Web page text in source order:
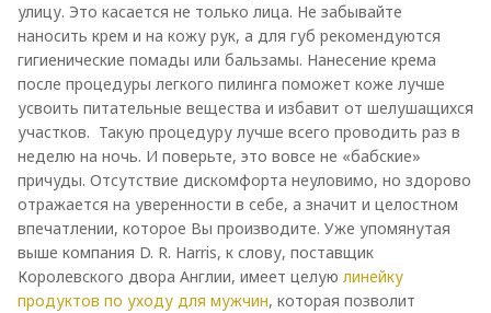
улицу. Это касается не только лица. Не забывайте
наносить крем и на кожу рук, а для губ рекомендуются
гигиенические помады или бальзамы. Нанесение крема
после процедуры легкого пилинга поможет коже лучше
усвоить питательные вещества и избавит от шелушащихся
участков. Такую процедуру лучше всего проводить раз в
неделю на ночь. И поверьте, это вовсе не «бабские»
причуды. Отсутствие дискомфорта неуловимо, но здорово
отражается на уверенности в себе, а значит и целостном
впечатлении, которое Вы производите. Уже упомянутая
выше компания D. R. Harris, к слову, поставщик
Королевского двора Англии, имеет целую линейку
продуктов по уходу для мужчин, которая позволит